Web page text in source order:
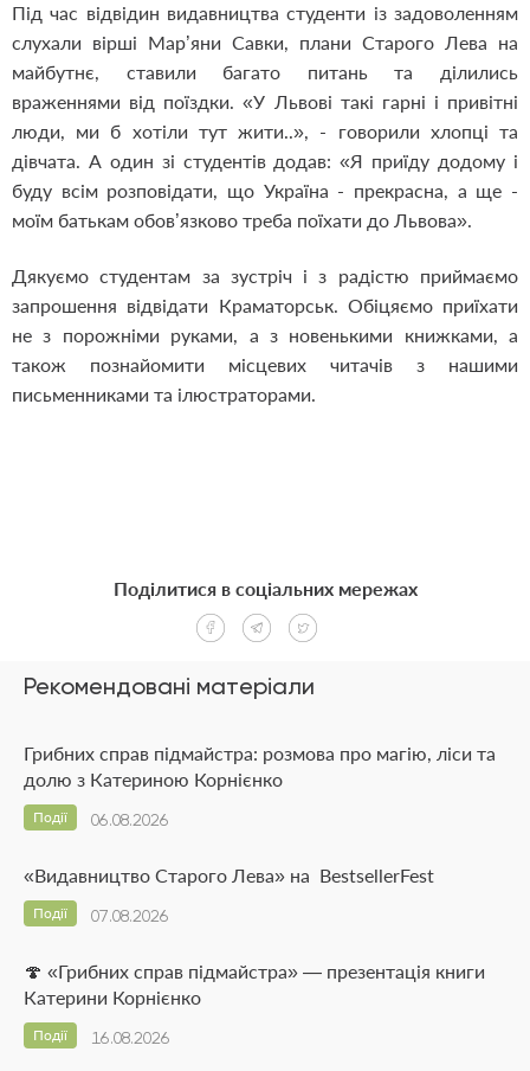
Під час відвідин видавництва студенти із задоволенням
слухали вірші Мар’яни Савки, плани Старого Лева на
майбутнє, ставили багато питань та ділились
враженнями від поїздки. «У Львові такі гарні і привітні
люди, ми б хотіли тут жити..», - говорили хлопці та
дівчата. А один зі студентів додав: «Я приїду додому і
буду всім розповідати, що Україна - прекрасна, а ще -
моїм батькам обов’язково треба поїхати до Львова».
Дякуємо студентам за зустріч і з радістю приймаємо
запрошення відвідати Краматорськ. Обіцяємо приїхати
не з порожніми руками, а з новенькими книжками, а
також познайомити місцевих читачів з нашими
письменниками та ілюстраторами.
Рекомендовані матеріали
Грибних справ підмайстра: розмова про магію, ліси та
долю з Катериною Корнієнко
06.08.2026
Події
«Видавництво Старого Лева» на BestsellerFest
07.08.2026
Події
🍄 «Грибних справ підмайстра» — презентація книги
Катерини Корнієнко
16.08.2026
Події
Поділитися в соціальних мережах